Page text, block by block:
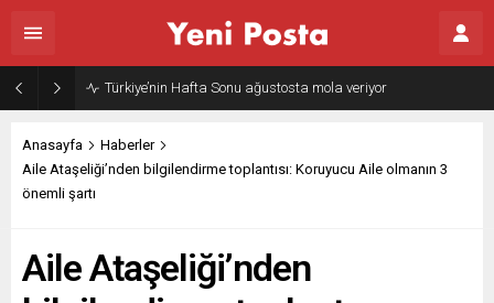
Gazze’nin geleceği: Teknokratik kontrol mü, kolonializm mi?
Anasayfa
Haberler
Aile Ataşeliği’nden bilgilendirme toplantısı: Koruyucu Aile olmanın 3
önemli şartı
Aile Ataşeliği’nden